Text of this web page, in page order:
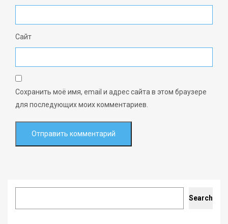
Сайт
Сохранить моё имя, email и адрес сайта в этом браузере
для последующих моих комментариев.
Search